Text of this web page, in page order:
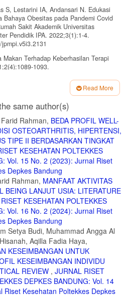
S, Lestarini IA, Andansari N. Edukasi
Obesitas pada Pandemi Covid
Sakit Akademik Universitas
Pendidik IPA. 2022;3(1):1-4.
Terhadap Keberhasilan Terapi
1093.
latihan aerobik dan anaerobik untuk
dan obesitas 1. J Penjakora.
doi.org/10.23887/penjakora.v7i2.27375
MD, Nurhayati SE. High
dalam Meningkatkan Daya Tahan
Pemain Bulu Tangkis. J Kesehat
doi.org/10.22146/jkesvo.88362
FA, Romadhona N. Systematical
Sepeda terhadap Penurunan Berat
J Integr Kesehat Sains. 2021;3(1):117-
Intensity Interval Training Terhadap
Remaja Obesitas ( Critical Review )
Training Terhadap Penurunan Berat
( Critical Review ). Universitas
101256
et al. Comparable Effects of High-
Prolonged Continuous Exercise
Fat Reduction in Obese Young
9.
Read More
same author(s)
Rahman, BEDA PROFIL WELL-
OSTEOARTHRITIS, HIPERTENSI,
TIPE II BERDASARKAN TINGKAT
KESEHATAN POLTEKKES
Vol. 15 No. 2 (2023): Jurnal Riset
Depkes Bandung
Rahman, MANFAAT AKTIVITAS
BEING LANJUT USIA: LITERATURE
KESEHATAN POLTEKKES
Vol. 16 No. 2 (2024): Jurnal Riset
Depkes Bandung
Setya Budi, Muhammad Angga Al
Aqilla Fadia Haya,
KESEIMBANGAN UNTUK
KESEIMBANGAN INDIVIDU
REVIEW , JURNAL RISET
DEPKES BANDUNG: Vol. 14
Riset Kesehatan Poltekkes Depkes